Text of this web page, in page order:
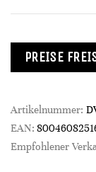
PREISE
Artikelnummer:
EAN:
Empfohlener